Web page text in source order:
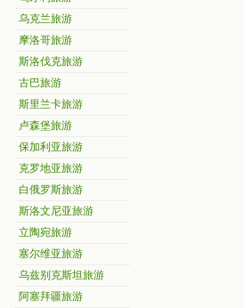
乌克兰旅游
摩洛哥旅游
斯洛伐克旅游
古巴旅游
斯里兰卡旅游
卢森堡旅游
保加利亚旅游
克罗地亚旅游
白俄罗斯旅游
斯洛文尼亚旅游
立陶宛旅游
塞尔维亚旅游
乌兹别克斯坦旅游
阿塞拜疆旅游